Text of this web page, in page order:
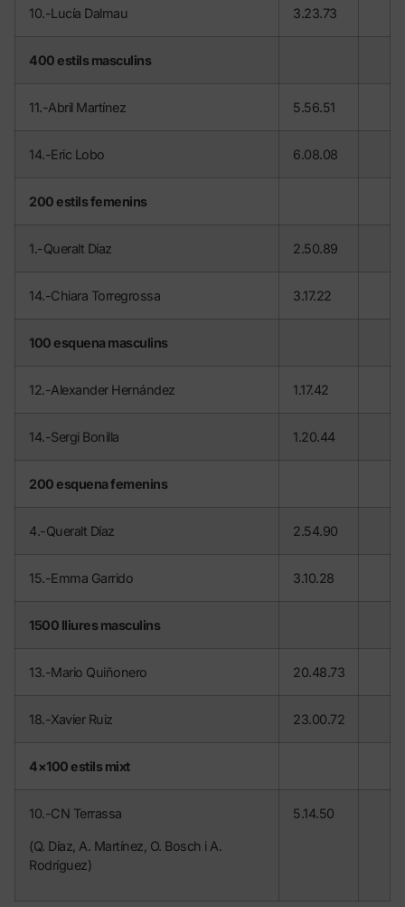
10.-Lucía Dalmau 3.23.73
400 estils masculins
11.-Abril Martínez 5.56.51
14.-Eric Lobo 6.08.08
200 estils femenins
1.-Queralt Díaz 2.50.89
14.-Chiara Torregrossa 3.17.22
100 esquena masculins
12.-Alexander Hernández 1.17.42
14.-Sergi Bonilla 1.20.44
200 esquena femenins
4.-Queralt Díaz 2.54.90
15.-Emma Garrido 3.10.28
1500 lliures masculins
13.-Mario Quiñonero 20.48.73
18.-Xavier Ruiz 23.00.72
4×100 estils mixt
10.-CN Terrassa
(Q. Díaz, A. Martínez, O. Bosch i A.
Rodríguez)
5.14.50